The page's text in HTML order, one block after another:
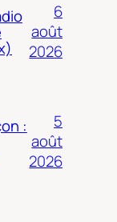
6
août
2026
:
5
août
2026